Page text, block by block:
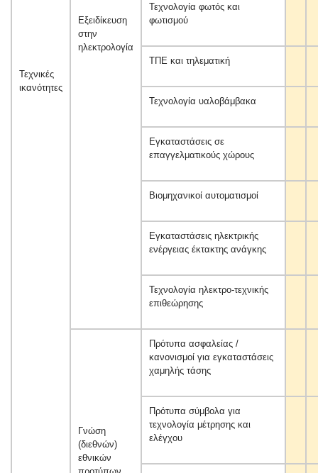
Τεχνικές
ικανότητες
Εξειδίκευση
στην
ηλεκτρολογία
Τεχνολογία φωτός και
φωτισμού
ΤΠΕ και τηλεματική
Τεχνολογία υαλοβάμβακα
Εγκαταστάσεις σε
επαγγελματικούς χώρους
Βιομηχανικοί αυτοματισμοί
Εγκαταστάσεις ηλεκτρικής
ενέργειας έκτακτης ανάγκης
Τεχνολογία ηλεκτρο-τεχνικής
επιθεώρησης
Γνώση
(διεθνών)
εθνικών
Πρότυπα ασφαλείας /
κανονισμοί για εγκαταστάσεις
χαμηλής τάσης
Πρότυπα σύμβολα για
τεχνολογία μέτρησης και
ελέγχου